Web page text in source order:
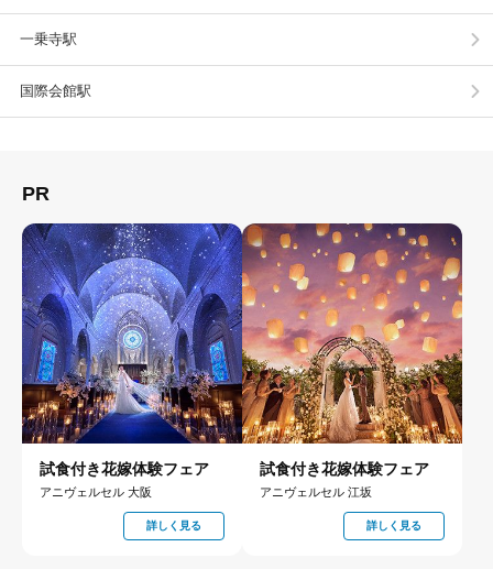
一乗寺駅
国際会館駅
PR
試食付き花嫁体験フェア
アニヴェルセル 大阪
詳しく見る
試食付き花嫁体験フェア
アニヴェルセル 江坂
詳しく見る